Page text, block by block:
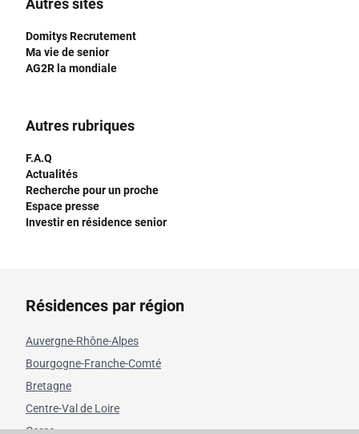
Autres sites
Domitys Recrutement
Ma vie de senior
AG2R la mondiale
Autres rubriques
F.A.Q
Actualités
Recherche pour un proche
Espace presse
Investir en résidence senior
Résidences par région
Auvergne-Rhône-Alpes
Bourgogne-Franche-Comté
Bretagne
Centre-Val de Loire
Corse